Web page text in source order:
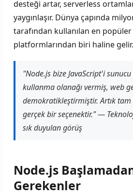
desteği artar, serverless
yaygınlaşır. Dünya çapında
tarafından kullanılan en
platformlarından biri haline gelir.
"Node.js bize JavaScript'i
kullanma olanağı vermiş, web
demokratikleştirmiştir. Artık
gerçek bir seçenektir." —
sık duyulan görüş
Node.js
Gerekenler